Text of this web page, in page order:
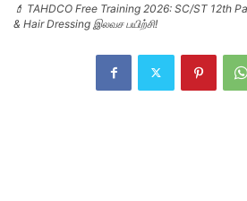
💄 TAHDCO Free Training 2026: SC/ST 12th
& Hair Dressing இலவச பயிற்சி!